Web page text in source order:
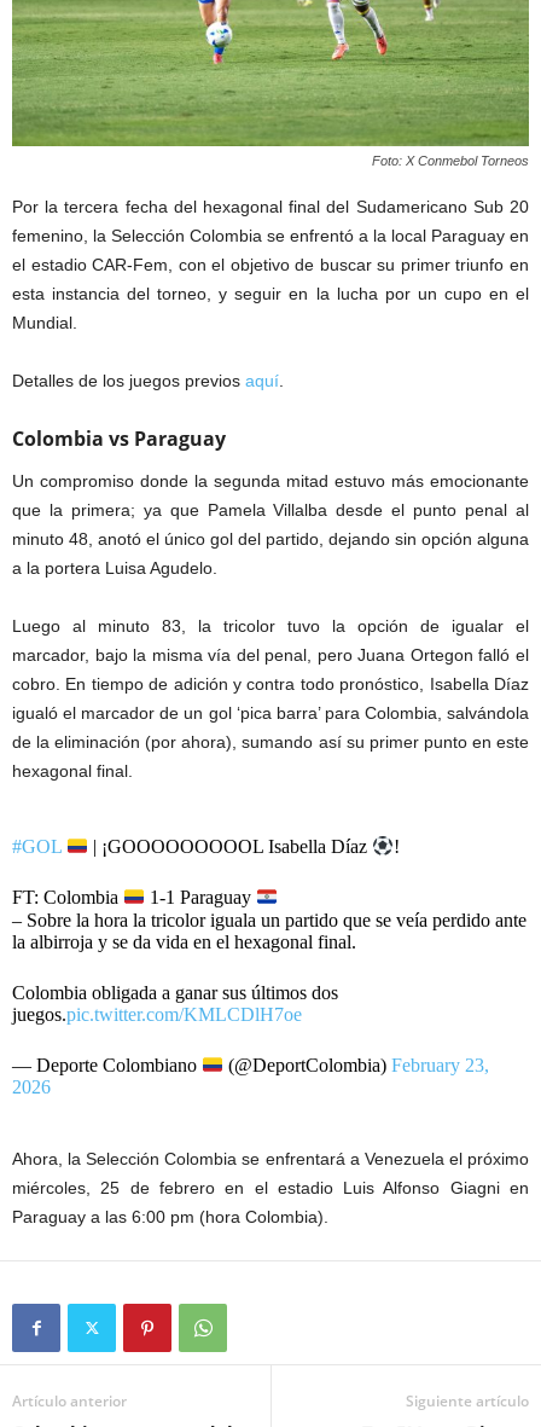
Foto: X Conmebol Torneos
Por la tercera fecha del hexagonal final del Sudamericano Sub 20
femenino, la Selección Colombia se enfrentó a la local Paraguay en
el estadio CAR-Fem, con el objetivo de buscar su primer triunfo en
esta instancia del torneo, y seguir en la lucha por un cupo en el
Mundial.
Detalles de los juegos previos aquí
Colombia vs Paraguay
Un compromiso donde la segunda mitad estuvo más emocionante
que la primera; ya que Pamela Villalba desde el punto penal al
minuto 48, anotó el único gol del partido, dejando sin opción alguna
a la portera Luisa Agudelo.
Luego al minuto 83, la tricolor tuvo la opción de igualar el
marcador, bajo la misma vía del penal, pero Juana Ortegon falló el
cobro. En tiempo de adición y contra todo pronóstico, Isabella Díaz
igualó el marcador de un gol ‘pica barra’ para Colombia, salvándola
de la eliminación (por ahora), sumando así su primer punto en este
hexagonal final.
#GOL | ¡GOOOOOOOOOL Isabella Díaz !
FT: Colombia
1-1 Paraguay
– Sobre la hora la tricolor iguala un partido que se veía perdido ante
la albirroja y se da vida en el hexagonal final.
Colombia obligada a ganar sus últimos dos
juegos.pic.twitter.com/KMLCDlH7oe
— Deporte Colombiano (@DeportColombia)February 23,
2026
Ahora, la Selección Colombia se enfrentará a Venezuela el próximo
miércoles, 25 de febrero en el estadio Luis Alfonso Giagni en
Paraguay a las 6:00 pm (hora Colombia).
Artículo anterior Siguiente artículo